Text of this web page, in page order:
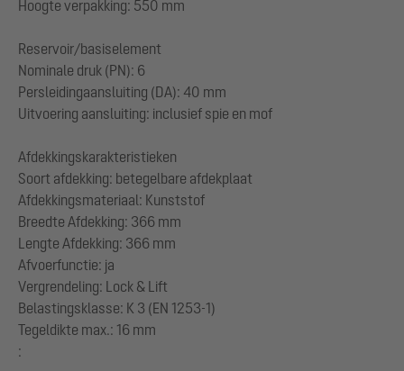
Hoogte verpakking: 550 mm
Reservoir/basiselement
Nominale druk (PN): 6
Persleidingaansluiting (DA): 40 mm
Uitvoering aansluiting: inclusief spie en mof
Afdekkingskarakteristieken
Soort afdekking: betegelbare afdekplaat
Afdekkingsmateriaal: Kunststof
Breedte Afdekking: 366 mm
Lengte Afdekking: 366 mm
Afvoerfunctie: ja
Vergrendeling: Lock & Lift
Belastingsklasse: K 3 (EN 1253-1)
Tegeldikte max.: 16 mm
: